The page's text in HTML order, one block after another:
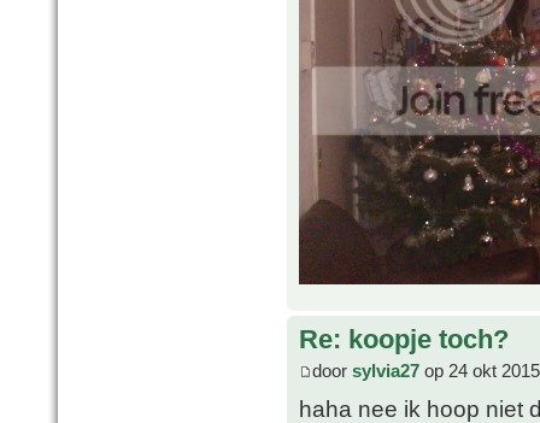
Re: koopje toch?
door sylvia27 op 24 okt
haha nee ik hoop niet